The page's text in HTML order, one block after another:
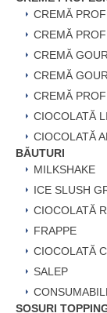
CREMĂ
CREMĂ
CREMĂ
CREMĂ
CREMĂ
CIOCOLATĂ
CIOCOLATĂ
BĂUTURI
MILKSHAKE
ICE SLUSH
CIOCOLATĂ
FRAPPE
CIOCOLATĂ
SALEP
SOSURI